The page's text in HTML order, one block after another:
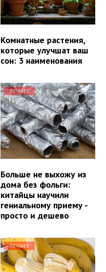
Комнатные растения,
которые улучшат ваш
сон: 3 наименования
ЛУЧШЕЕ
Больше не выхожу из
дома без фольги:
китайцы научили
гениальному приему -
просто и дешево
ЛУЧШЕЕ